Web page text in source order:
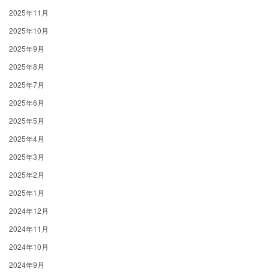
2025年11月
2025年10月
2025年9月
2025年8月
2025年7月
2025年6月
2025年5月
2025年4月
2025年3月
2025年2月
2025年1月
2024年12月
2024年11月
2024年10月
2024年9月